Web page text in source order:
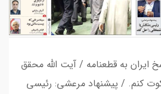
پاسخ ایران به قطعنامه / آیت الله محقق
کنم. / پیشنهاد مرعشی: رئیسی